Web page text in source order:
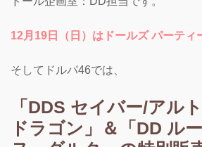
12月19日（日）はドールズ パーティ
そしてドルパ46では、
「DDS セイバー/アル
ドラゴン」＆「DD ル